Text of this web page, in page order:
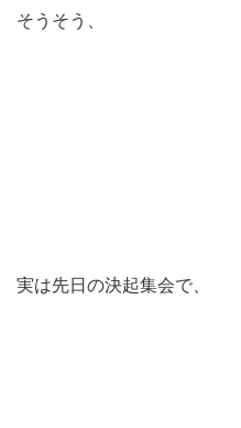
そうそう、
実は先日の決起集会で、